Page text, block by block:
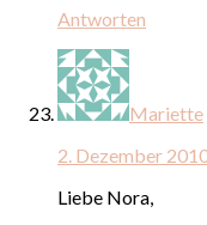
Antworten
Mariette
2. Dezember
Liebe Nora,